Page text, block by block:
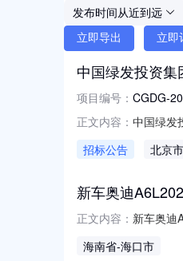
发布时间从近到远
立即导出 立即
中国绿发投资
项目编号： CGDG-
正文内容： 中国绿发
求3.1应
招标公告 北京市
新车奥迪
正文内容： 新车奥迪
描述该车
海南省-海口市